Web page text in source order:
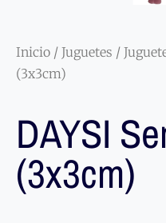
Inicio / Juguetes /
(3x3cm)
DAYSI
(3x3cm)